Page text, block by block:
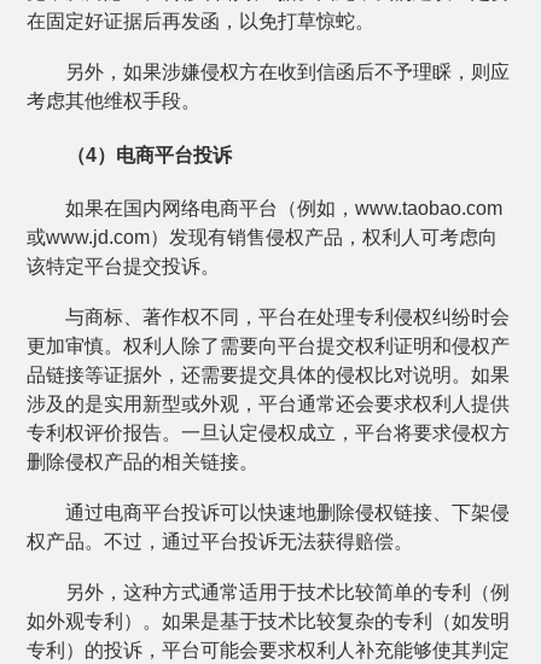
在固定好证据后再发函，以免打草惊蛇。
另外，如果涉嫌侵权方在收到信函后不予理睬，则应
考虑其他维权手段。
（4）电商平台投诉
如果在国内网络电商平台（例如，www.taobao.com
或www.jd.com）发现有销售侵权产品，权利人可考虑向
该特定平台提交投诉。
与商标、著作权不同，平台在处理专利侵权纠纷时会
更加审慎。权利人除了需要向平台提交权利证明和侵权产
品链接等证据外，还需要提交具体的侵权比对说明。如果
涉及的是实用新型或外观，平台通常还会要求权利人提供
专利权评价报告。一旦认定侵权成立，平台将要求侵权方
删除侵权产品的相关链接。
通过电商平台投诉可以快速地删除侵权链接、下架侵
权产品。不过，通过平台投诉无法获得赔偿。
另外，这种方式通常适用于技术比较简单的专利（例
如外观专利）。如果是基于技术比较复杂的专利（如发明
专利）的投诉，平台可能会要求权利人补充能够使其判定